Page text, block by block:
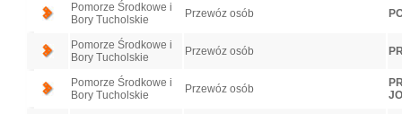
Pomorze Środkowe i
Bory Tucholskie
Przewóz osób
Pomorze Środkowe i
Bory Tucholskie
Przewóz osób
Pomorze Środkowe i
Bory Tucholskie
Przewóz osób